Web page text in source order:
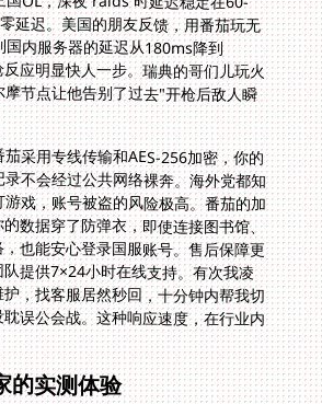
采用专线传输和AES-256加密，你的
不会经过公共网络裸奔。海外党都知
戏，账号被盗的风险极高。番茄的加
数据穿了防弹衣，即使连接图书馆、
也能安心登录国服账号。售后保障更
队提供7×24小时在线支持。有次我凌
，找客服居然秒回，十分钟内帮我切
误公会战。这种响应速度，在行业内
的实测体验